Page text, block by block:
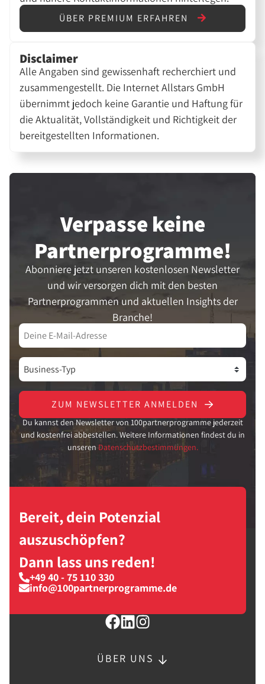
ÜBER PREMIUM ERFAHREN
Disclaimer
Alle Angaben sind gewissenhaft recherchiert und
zusammengestellt. Die Internet Allstars GmbH
übernimmt jedoch keine Garantie und Haftung für
die Aktualität, Vollständigkeit und Richtigkeit der
bereitgestellten Informationen.
Verpasse keine
Partner­programme!
Abonniere jetzt unseren kostenlosen Newsletter
und wir versorgen dich mit den besten
Partnerprogrammen und aktuellen Insights der
Branche!
ZUM NEWSLETTER ANMELDEN
Du kannst den Newsletter von 100partnerprogramme jederzeit
und kostenfrei abbestellen. Weitere Informationen findest du in
unseren Datenschutzbestimmungen.
Bereit, dein Potenzial
auszuschöpfen?
Dann lass uns reden!
+49 40 - 75 110 330
info@100partnerprogramme.de
ÜBER UNS